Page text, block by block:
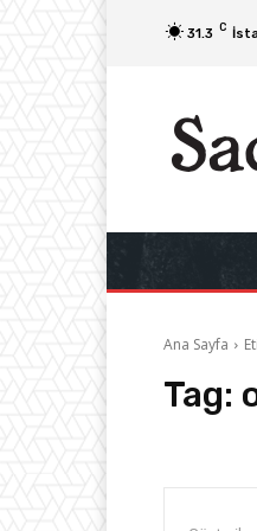
31.3 C
Ana Sayfa
Tag: